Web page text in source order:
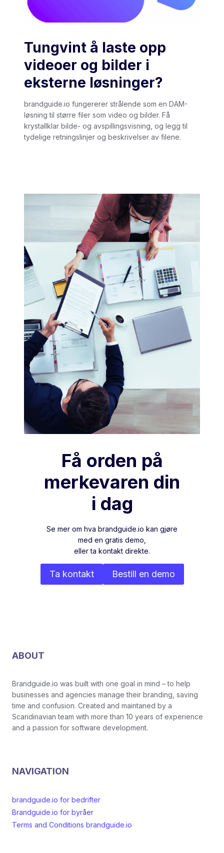
Tungvint å laste opp
videoer og bilder i
eksterne løsninger?
brandguide.io fungererer strålende som en DAM-
løsning til større filer som video og bilder. Få
krystallklar bilde- og avspillingsvisning, og legg til
tydelige retningslinjer og beskrivelser av filene.
Få orden på
merkevaren din
i dag
Se mer om hva brandguide.io kan gjøre
med en gratis demo,
eller ta kontakt direkte.
Ta kontakt Bestill en demo
ABOUT
Brandguide.io was built with one goal in mind – to help
businesses and agencies manage their branding, saving
time and confusion. Created and maintaned by a
Scandinavian team with more than 10 years of experience
and a passion for software development.
NAVIGATION
brandguide.io for bedrifter
Brandguide.io for byråer
Terms and Conditions brandguide.io